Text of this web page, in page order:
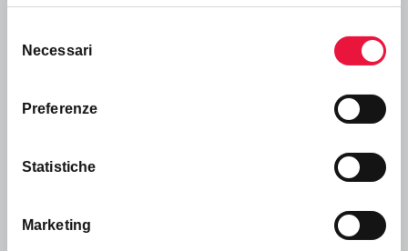
delNecessari
Preferenze
Statistiche
Marketing
per una transazione fluida.
TI AFFIANCHIAMO IN OGNI FASE